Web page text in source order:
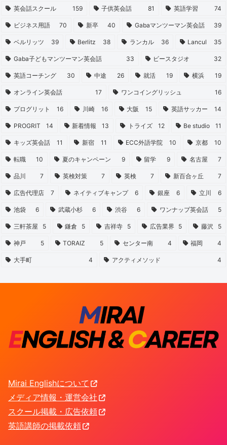
英会話スクール 159 子供英会話 81 英語学習 74
ビジネス用語 70 新卒 40 Gabaマンツーマン英会話 39
ベルリッツ 39 Berlitz 38 ランカル 36 Lancul 35
Gaba子どもマンツーマン英会話 33 ビースタジオ 32
英語コーチング 30 中途 26 就活 19 横浜 19
オンライン英会話 17 ワンコイングリッシュ 16
プログリット 16 川崎 16 大阪 15 英語サッカー 14
PROGRIT 14 新着情報 13 トライズ 12 Be studio 11
キッズ英会話 11 新宿 11 ECC外語学院 10 京都 10
転職 10 夏のキャンペーン 9 留学 9 名古屋 7
品川 7 英検対策 7 英検 7 新百合ヶ丘 7
広告代理店 7 ネイティブキャンプ 6 銀座 6 立川 6
池袋 6 武蔵小杉 6 渋谷 6 ワンナップ英会話 5
三軒茶屋 5 鎌倉 5 吉祥寺 5 広告業界 5 藤沢 5
神戸 5 TORAIZ 5 センター南 4 福岡 4
大手町 4 アクティメソッド 4
Mirai Englishについて
メディア情報・運営会社
スクール掲載・広告依頼
英語講師の掲載依頼